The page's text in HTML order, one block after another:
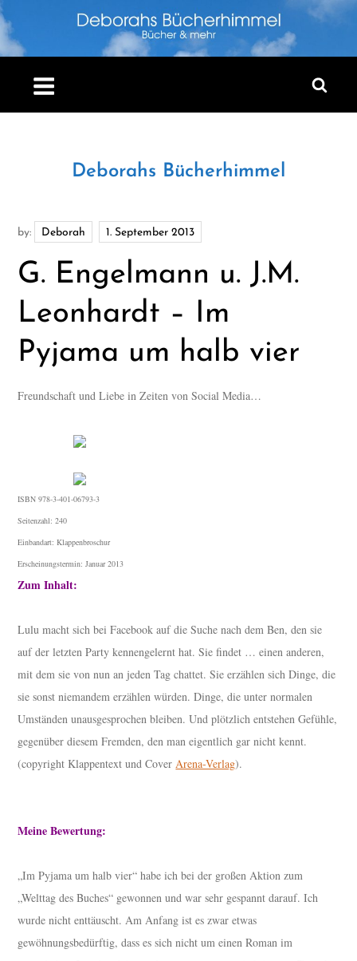
Skip
to
content
Deborahs Bücherhimmel
by: Deborah
G. Engelmann u. J.M.
Leonhardt – Im
Pyjama um halb vier
Freundschaft und Liebe in Zeiten von Social Media…
ISBN 978-3-401-06793-3
Seitenzahl: 240
Einbandart: Klappenbroschur
Erscheinungstermin: Januar 2013
Zum Inhalt:
Lulu macht sich bei Facebook auf die Suche nach dem Ben, den sie
auf der letzten Party kennengelernt hat. Sie findet … einen anderen,
mit dem sie von nun an jeden Tag chattet. Sie erzählen sich Dinge, die
sie sonst niemandem erzählen würden. Dinge, die unter normalen
Umständen unausgesprochen bleiben. Und plötzlich entstehen Gefühle,
gegenüber diesem Fremden, den man eigentlich gar nicht kennt.
(copyright Klappentext und CoverArena-Verlag).
Meine Bewertung:
„Im Pyjama um halb vier“ habe ich bei der großen Aktion zum
„Welttag des Buches“ gewonnen und war sehr gespannt darauf. Ich
wurde nicht enttäuscht. Am Anfang ist es zwar etwas
gewöhnungsbedürftig, dass es sich nicht um einen Roman im